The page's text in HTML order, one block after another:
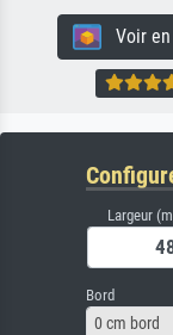
Voir en
Largeur
Bord
0 cm bord